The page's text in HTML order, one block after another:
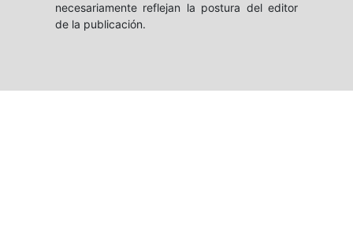
necesariamente reflejan la postura del editor
de la publicación.